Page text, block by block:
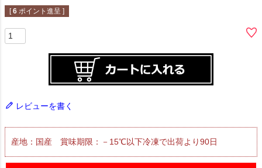
[ 6 ポイント進呈 ]
レビューを書く
産地：国産 賞味期限：－15℃以下冷凍で出荷より90日